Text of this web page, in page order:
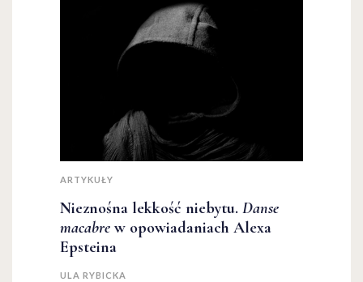
ARTYKUŁY
Nieznośna lekkość niebytu. Danse
macabre w opowiadaniach Alexa
Epsteina
ULA RYBICKA